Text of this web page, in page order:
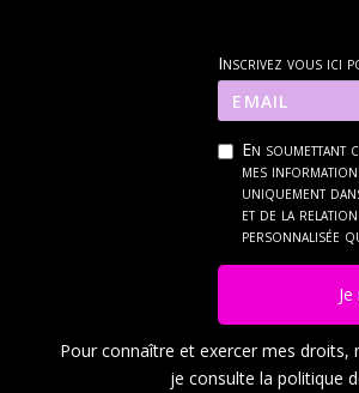
Inscrivez vous ici
En soumettant
mes
uniquement
et de la relation
personnalisée
Pour connaître et exercer mes
je consulte la politique